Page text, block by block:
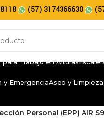
(57) 3174366630
para Trabajo en Alturas
y EmergenciaAseo y Limpieza
Personal (EPP) AIR